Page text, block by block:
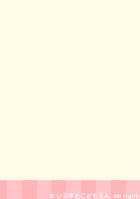
© いらすとこどもえん. All